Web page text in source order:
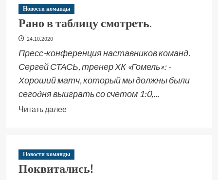
Новости команды
Рано в таблицу смотреть.
24.10.2020
Пресс-конференция наставников команд.
Сергей СТАСЬ, тренер ХК «Гомель»: -
Хороший матч, который мы должны были
сегодня выиграть со счетом 1:0,...
Читать далее
Новости команды
Поквитались!